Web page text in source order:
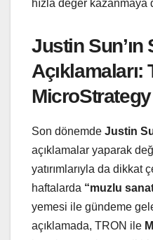
hızla değer kazanmaya
Justin Sun’ın
Açıklamaları:
MicroStrategy
Son dönemde Justin
açıklamalar yaparak
yatırımlarıyla da dikkat
haftalarda “muzlu
yemesi ile gündeme
açıklamada, TRON ile